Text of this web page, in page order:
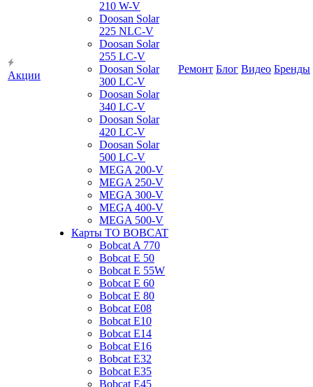
Акции
210 W-V
Doosan Solar
225 NLC-V
Doosan Solar
255 LC-V
Doosan Solar
300 LC-V
Doosan Solar
340 LC-V
Doosan Solar
420 LC-V
Doosan Solar
500 LC-V
MEGA 200-V
MEGA 250-V
MEGA 300-V
MEGA 400-V
MEGA 500-V
Карты ТО BOBCAT
Bobcat A 770
Bobcat E 50
Bobcat E 55W
Bobcat E 60
Bobcat E 80
Bobcat E08
Bobcat E10
Bobcat E14
Bobcat E16
Bobcat E32
Bobcat E35
Bobcat E45
Ремонт Блог Видео Бренды